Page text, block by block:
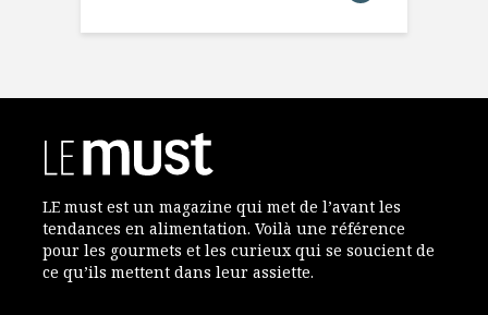
LE must est un magazine qui met de l’avant les
tendances en alimentation. Voilà une référence
pour les gourmets et les curieux qui se soucient de
ce qu’ils mettent dans leur assiette.